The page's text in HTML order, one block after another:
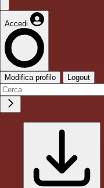
Accedi
Modifica profilo Logout